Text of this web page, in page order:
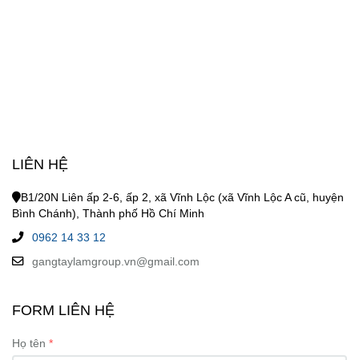
LIÊN HỆ
B1/20N Liên ấp 2-6, ấp 2, xã Vĩnh Lộc (xã Vĩnh Lộc A cũ, huyện
Bình Chánh), Thành phố Hồ Chí Minh
0962 14 33 12
gangtaylamgroup.vn@gmail.com
FORM LIÊN HỆ
Họ tên